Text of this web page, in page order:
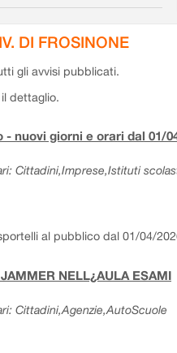
DI FROSINONE
gli avvisi pubblicati.
dettaglio.
nuovi giorni e orari dal 01/
Cittadini,Imprese,Istituti
al pubblico dal 01/04/
NELL¿AULA ESAMI
Cittadini,Agenzie,AutoScuole